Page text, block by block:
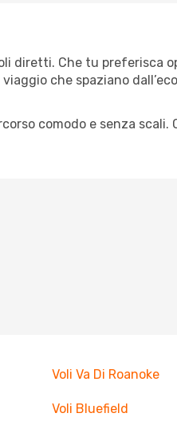
diretti. Che tu preferisca
che spaziano
comodo e senza scali.
Voli Va Di Roanoke
Voli Bluefield